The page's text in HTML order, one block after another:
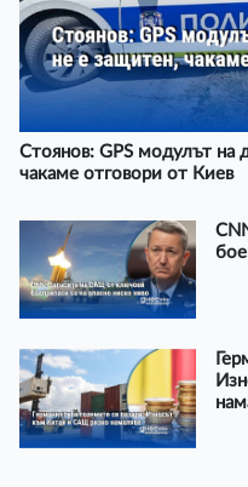
Стоянов: GPS модулът на
чакаме отговори от Киев